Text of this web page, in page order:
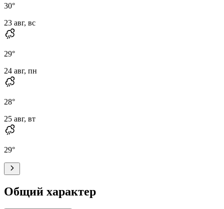
30°
23 авг, вс
29°
24 авг, пн
28°
25 авг, вт
29°
Общий характер